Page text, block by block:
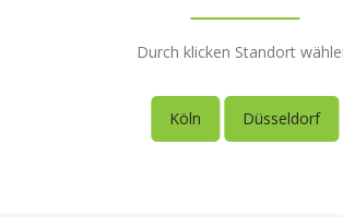
Durch klicken Standort
Köln Düsseldorf